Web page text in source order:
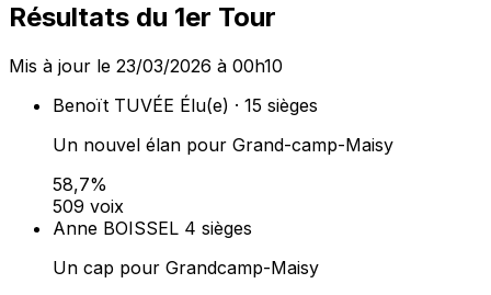
Résultats du 1er Tour
Mis à jour le 23/03/2026 à 00h10
Benoït TUVÉE Élu(e) · 15 sièges
Un nouvel élan pour Grand-camp-Maisy
58,7%
509 voix
Anne BOISSEL 4 sièges
Un cap pour Grandcamp-Maisy